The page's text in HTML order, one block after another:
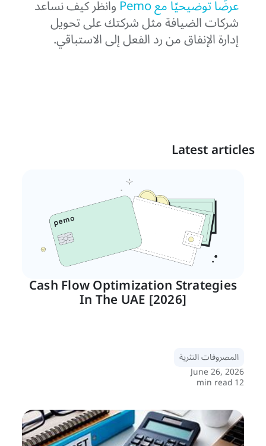
عرضًا توضيحيًا مع Pemo وانظر كيف نساعد
شركات الضيافة مثل شركتك على تحويل
إدارة الإنفاق من رد الفعل إلى الاستباقي.
Latest articles
Cash Flow Optimization Strategies
In The UAE [2026]
المصروفات النثرية
June 26, 2026
12 min read